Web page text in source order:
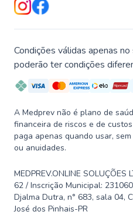
Condições válidas apenas
poderão ter condições
A Medprev não é plano de
financeira de riscos e de
paga apenas quando usar,
ou anuidades.
MEDPREV.ONLINE
62 / Inscrição Municipal:
Djalma Dutra, n° 683, sala 04,
José dos Pinhais-PR